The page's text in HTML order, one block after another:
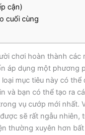
cận)
cuối cùng
chơi hoàn thành các
áp dụng một phương
mục tiêu này có
và bạn có thể tạo ra
vụ cướp mới nhất.
sẽ rất ngẫu nhiên,
thường xuyên hơn